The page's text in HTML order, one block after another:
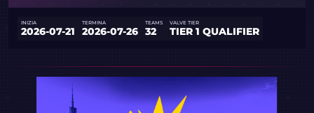
INIZIA
2026-07-21
TERMINA
2026-07-26
TEAMS
32
VALVE TIER
TIER 1 QUALIFIER